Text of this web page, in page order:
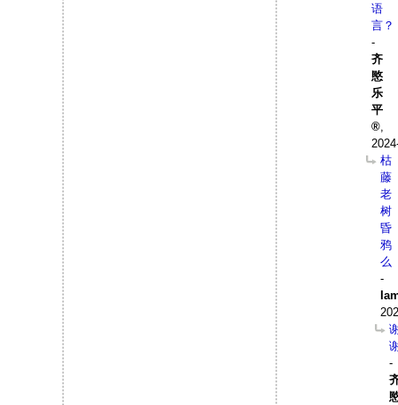
语
言？
-
齐
愍
乐
平
,
枯
藤
老
树
昏
鸦
么
-
-